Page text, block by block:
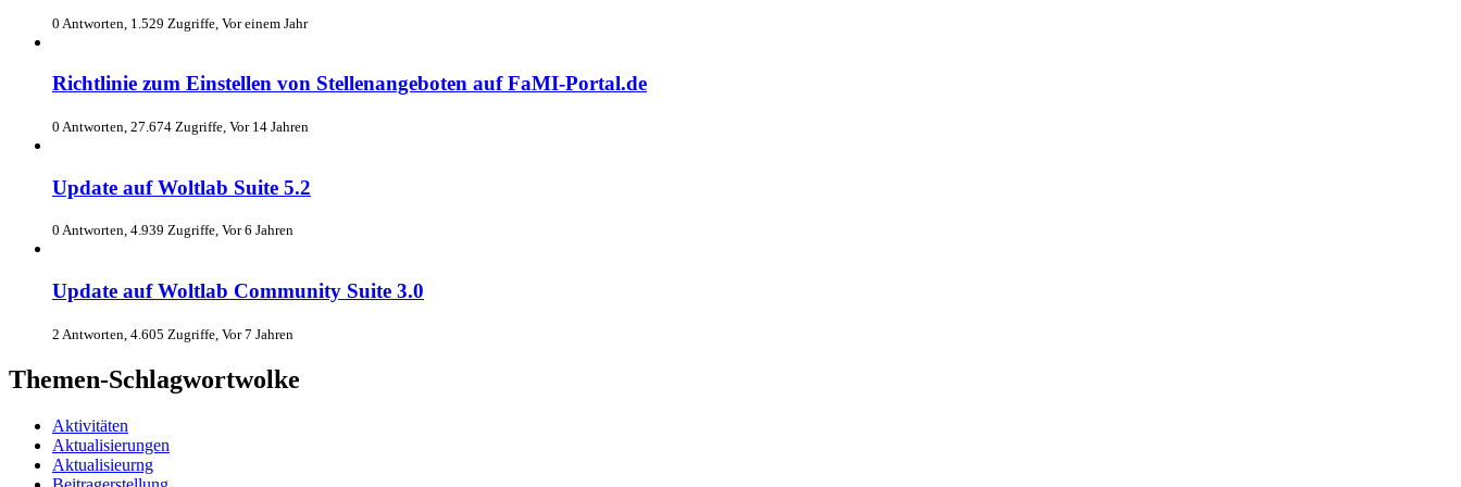
0 Antworten, 1.529 Zugriffe, Vor einem Jahr
Richtlinie zum Einstellen von Stellenangeboten auf FaMI-Portal.de
0 Antworten, 27.674 Zugriffe, Vor 14 Jahren
Update auf Woltlab Suite 5.2
0 Antworten, 4.939 Zugriffe, Vor 6 Jahren
Update auf Woltlab Community Suite 3.0
2 Antworten, 4.605 Zugriffe, Vor 7 Jahren
Themen-Schlagwortwolke
Aktivitäten
Aktualisierungen
Aktualisieurng